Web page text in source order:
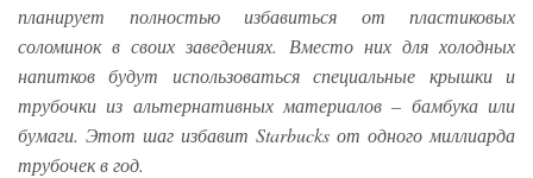
планирует полностью избавиться от пластиковых
соломинок в своих заведениях. Вместо них для холодных
напитков будут использоваться специальные крышки и
трубочки из альтернативных материалов – бамбука или
бумаги. Этот шаг избавит Starbucks от одного миллиарда
трубочек в год.